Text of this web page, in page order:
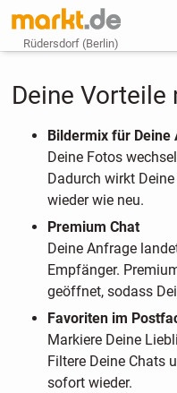
Rüdersdorf (Berlin)
Deine
Bildermix für Deine
Deine Fotos
Dadurch wirkt
wieder wie neu.
Premium Chat
Deine Anfrage
Empfänger.
geöffnet, sodass
Favoriten im
Markiere Deine
Filtere Deine Chats
sofort wieder.